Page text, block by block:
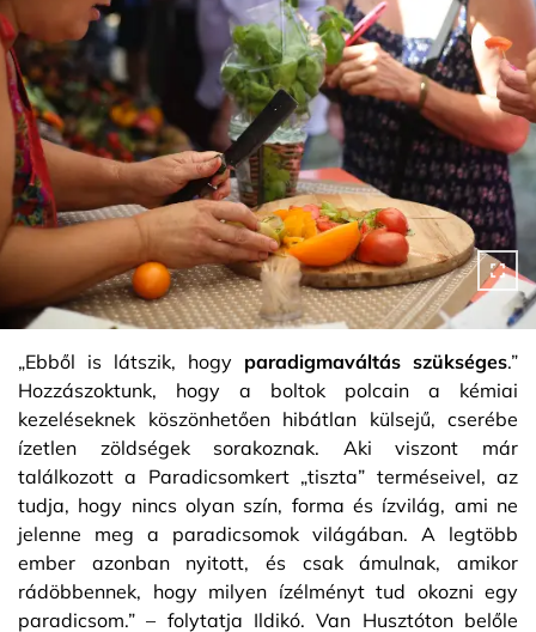
„Ebből is látszik, hogy paradigmaváltás szükséges.”
Hozzászoktunk, hogy a boltok polcain a kémiai
kezeléseknek köszönhetően hibátlan külsejű, cserébe
ízetlen zöldségek sorakoznak. Aki viszont már
találkozott a Paradicsomkert „tiszta” terméseivel, az
tudja, hogy nincs olyan szín, forma és ízvilág, ami ne
jelenne meg a paradicsomok világában. A legtöbb
ember azonban nyitott, és csak ámulnak, amikor
rádöbbennek, hogy milyen ízélményt tud okozni egy
paradicsom.” – folytatja Ildikó. Van Husztóton belőle